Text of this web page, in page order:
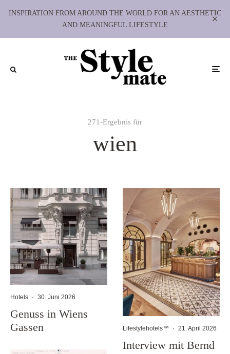
INSPIRATION FROM AROUND THE WORLD FOR AN AESTHETIC
AND MEANINGFUL LIFESTYLE
271-Ergebnis für
wien
Hotels · 30. Juni 2026
Genuss in Wiens
Gassen
Lifestylehotels™ · 21. April 2026
Interview mit Bernd